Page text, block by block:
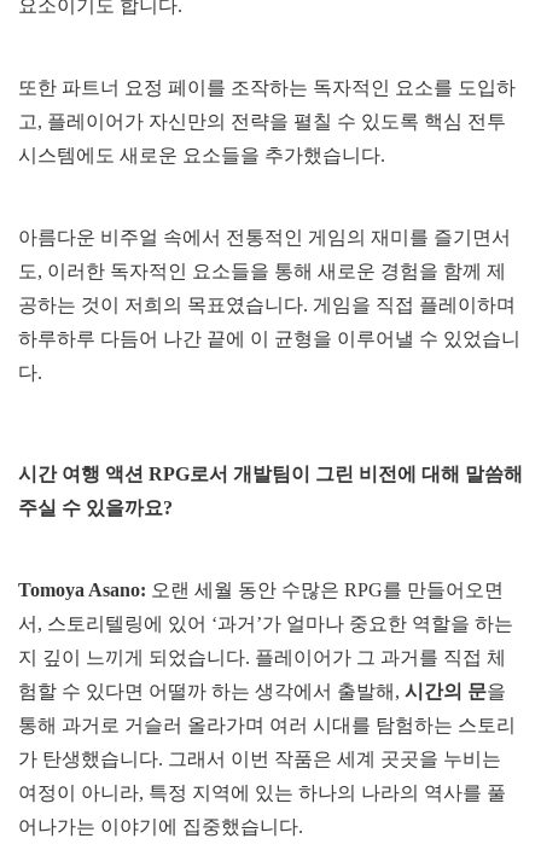
요소이기도 합니다.
또한 파트너 요정 페이를 조작하는 독자적인 요소를 도입하
고, 플레이어가 자신만의 전략을 펼칠 수 있도록 핵심 전투
시스템에도 새로운 요소들을 추가했습니다.
아름다운 비주얼 속에서 전통적인 게임의 재미를 즐기면서
도, 이러한 독자적인 요소들을 통해 새로운 경험을 함께 제
공하는 것이 저희의 목표였습니다. 게임을 직접 플레이하며
하루하루 다듬어 나간 끝에 이 균형을 이루어낼 수 있었습니
다.
시간 여행 액션 RPG로서 개발팀이 그린 비전에 대해 말씀해
주실 수 있을까요?
Tomoya Asano: 오랜 세월 동안 수많은 RPG를 만들어오면
서, 스토리텔링에 있어 ‘과거’가 얼마나 중요한 역할을 하는
지 깊이 느끼게 되었습니다. 플레이어가 그 과거를 직접 체
험할 수 있다면 어떨까 하는 생각에서 출발해, 시간의 문을
통해 과거로 거슬러 올라가며 여러 시대를 탐험하는 스토리
가 탄생했습니다. 그래서 이번 작품은 세계 곳곳을 누비는
여정이 아니라, 특정 지역에 있는 하나의 나라의 역사를 풀
어나가는 이야기에 집중했습니다.